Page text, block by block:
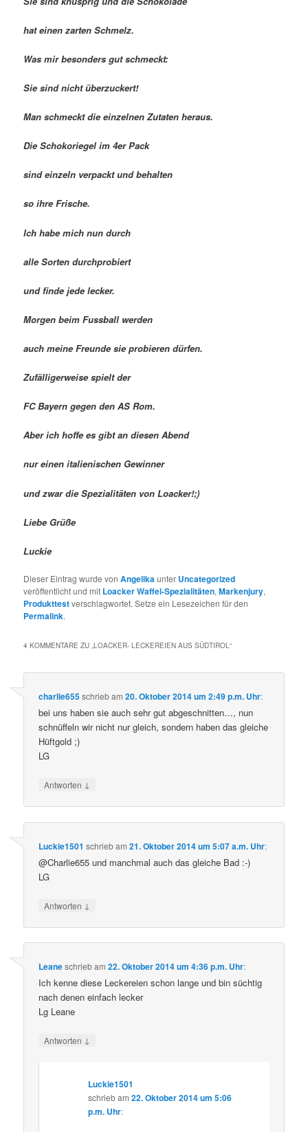
hat einen zarten Schmelz.
Was mir besonders gut schmeckt:
Sie sind nicht überzuckert!
Man schmeckt die einzelnen Zutaten heraus.
Die Schokoriegel im 4er Pack
sind einzeln verpackt und behalten
so ihre Frische.
Ich habe mich nun durch
alle Sorten durchprobiert
und finde jede lecker.
Morgen beim Fussball werden
auch meine Freunde sie probieren dürfen.
Zufälligerweise spielt der
FC Bayern gegen den AS Rom.
Aber ich hoffe es gibt an diesen Abend
nur einen italienischen Gewinner
und zwar die Spezialitäten von Loacker!;)
Liebe Grüße
Luckie
Dieser Eintrag wurde vonAngelikaunter Uncategorized
veröffentlicht und mit Loacker Waffel-Spezialitäten,Markenjury,
Produkttestverschlagwortet. Setze ein Lesezeichen für den
Permalink.
4 KOMMENTARE ZU „LOACKER- LECKEREIEN AUS SÜDTIROL“
charlie655schriebam20. Oktober 2014 um 2:49 p.m. Uhr:
bei uns haben sie auch sehr gut abgeschnitten…, nun
schnüffeln wir nicht nur gleich, sondern haben das gleiche
Hüftgold ;)
LG
Antworten ↓
Luckie1501 schriebam21. Oktober 2014 um 5:07 a.m. Uhr:
@Charlie655 und manchmal auch das gleiche Bad :-)
LG
Antworten ↓
Leaneschriebam22. Oktober 2014 um 4:36 p.m. Uhr:
Ich kenne diese Leckereien schon lange und bin süchtig
nach denen einfach lecker
Lg Leane
Antworten ↓
Luckie1501
schriebam22. Oktober 2014 um 5:06
p.m. Uhr: